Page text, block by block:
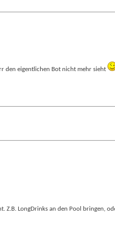
den eigentlichen Bot nicht mehr sieht
Z.B. LongDrinks an den Pool bringen,